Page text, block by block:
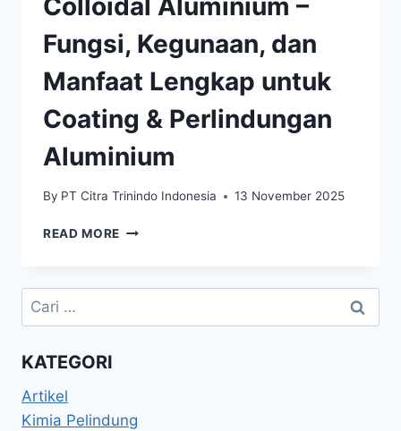
Fungsi, Kegunaan, dan
Manfaat Lengkap untuk
Coating & Perlindungan
Aluminium
By PT Citra Trinindo Indonesia 13 November 2025
READ MORE
KATEGORI
Artikel
Kimia Pelindung